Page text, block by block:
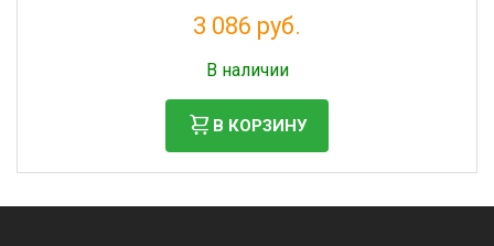
3 086 руб.
В наличии
В КОРЗИНУ